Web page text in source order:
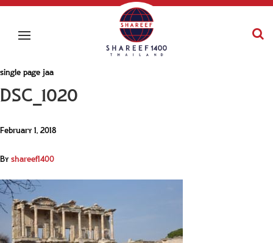
single page jaa
DSC_1020
February 1, 2018
Byshareef1400